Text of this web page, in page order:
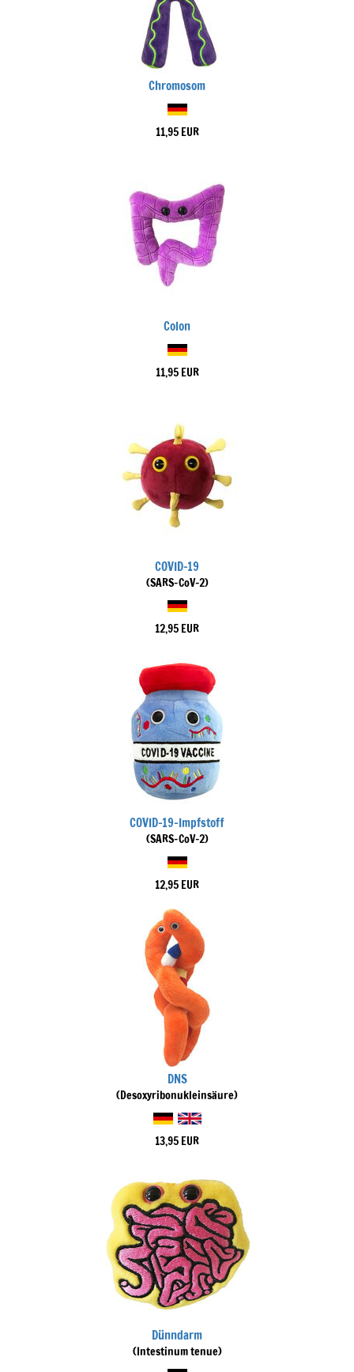
Chromosom
11,95 EUR
Colon
11,95 EUR
COVID-19
(SARS-CoV-2)
12,95 EUR
COVID-19-Impfstoff
(SARS-CoV-2)
12,95 EUR
DNS
(Desoxyribonukleinsäure)
13,95 EUR
Dünndarm
(Intestinum tenue)